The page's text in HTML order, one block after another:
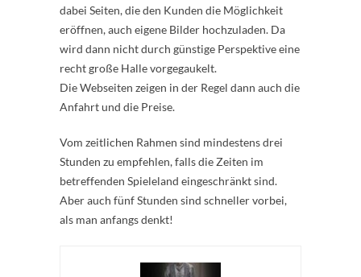
dabei Seiten, die den Kunden die Möglichkeit
eröffnen, auch eigene Bilder hochzuladen. Da
wird dann nicht durch günstige Perspektive eine
recht große Halle vorgegaukelt.
Die Webseiten zeigen in der Regel dann auch die
Anfahrt und die Preise.
Vom zeitlichen Rahmen sind mindestens drei
Stunden zu empfehlen, falls die Zeiten im
betreffenden Spieleland eingeschränkt sind.
Aber auch fünf Stunden sind schneller vorbei,
als man anfangs denkt!